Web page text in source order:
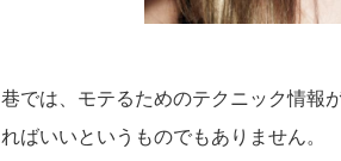
巷では、モテるためのテクニック情報
ればいいというものでもありません。